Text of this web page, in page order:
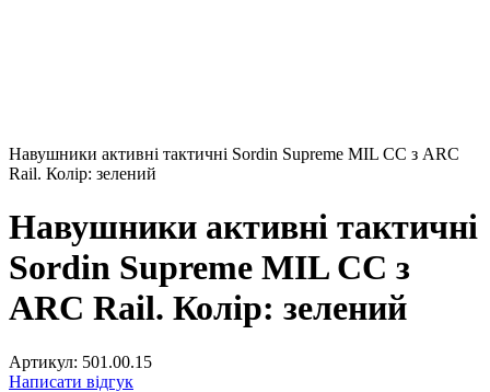
Навушники активні тактичні Sordin Supreme MIL CC з ARC
Rail. Колір: зелений
Навушники активні тактичні
Sordin Supreme MIL CC з
ARC Rail. Колір: зелений
Артикул: 501.00.15
Написати відгук